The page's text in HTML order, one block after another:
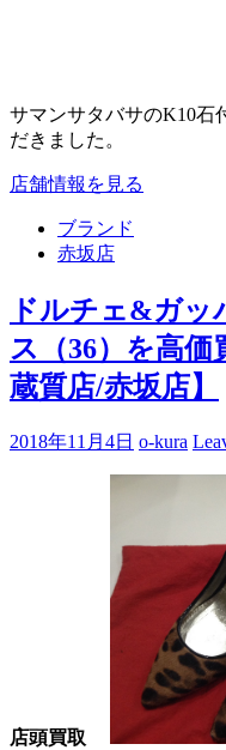
サマンサタバサのK10石
だきました。
店舗情報を見る
ブランド
赤坂店
ドルチェ&ガ
ス（36）を高
蔵質店/赤坂店】
2018年11月4日 o-kura
店頭買取